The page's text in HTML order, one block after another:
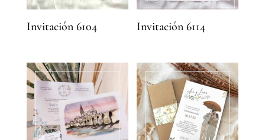
Invitación 6104 Invitación 6114